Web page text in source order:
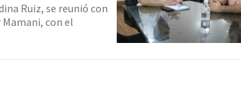
Ruiz, se reunió con
con el